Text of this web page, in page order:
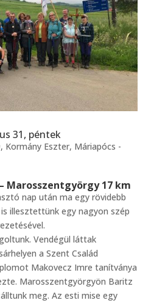
31, péntek
, Kormány Eszter, Máriapócs -
Marosszentgyörgy 17 km
nap után ma egy rövidebb
illesztettünk egy nagyon szép
Vendégül láttak
a Szent Család
Makovecz Imre tanítványa
Marosszentgyörgyön Baritz
meg. Az esti mise egy